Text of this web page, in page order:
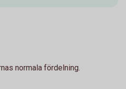
normala fördelning.